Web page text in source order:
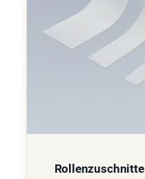
Rollenzuschnitte